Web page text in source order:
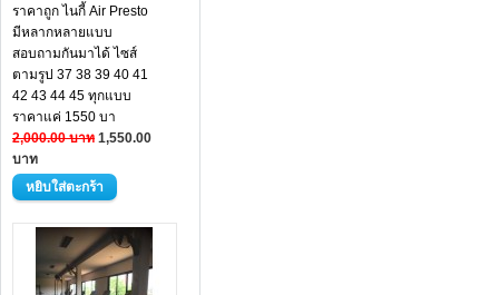
ราคาถูก ไนกี้ Air Presto
มีหลากหลายแบบ
สอบถามกันมาได้ ไซส์
ตามรูป 37 38 39 40 41
42 43 44 45 ทุกแบบ
ราคาแค่ 1550 บา
2,000.00 บาท 1,550.00
บาท